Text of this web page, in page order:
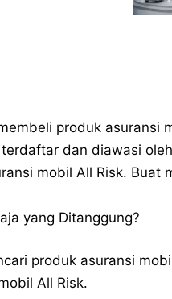
produk asuransi
dan diawasi
mobil All Risk. Buat
yang Ditanggung?
produk asuransi
All Risk.